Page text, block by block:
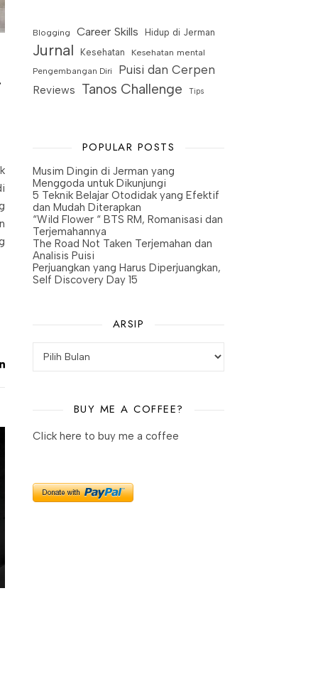
Blogging Career Skills Hidup di Jerman
Jurnal Kesehatan Kesehatan mental
Pengembangan Diri Puisi dan Cerpen
Reviews Tanos Challenge Tips
POPULAR POSTS
Musim Dingin di Jerman yang
Menggoda untuk Dikunjungi
5 Teknik Belajar Otodidak yang Efektif
dan Mudah Diterapkan
“Wild Flower “ BTS RM, Romanisasi dan
Terjemahannya
The Road Not Taken Terjemahan dan
Analisis Puisi
Perjuangkan yang Harus Diperjuangkan,
Self Discovery Day 15
ARSIP
BUY ME A COFFEE?
Click here to buy me a coffee